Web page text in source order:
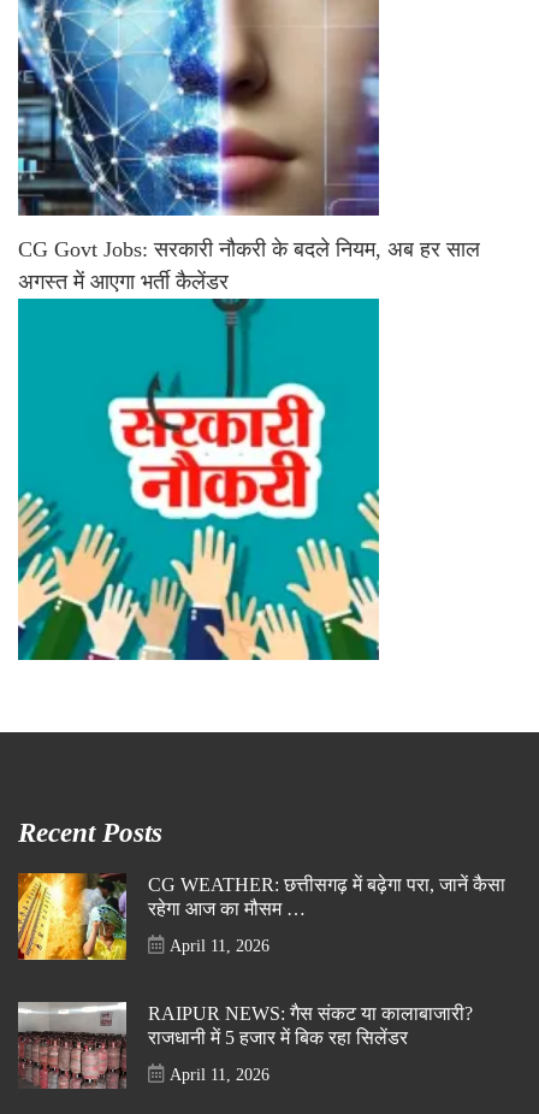
CG Govt Jobs: सरकारी नौकरी के बदले नियम, अब हर साल
अगस्त में आएगा भर्ती कैलेंडर
Recent Posts
CG WEATHER: छत्तीसगढ़ में बढ़ेगा परा, जानें कैसा
रहेगा आज का मौसम …
April 11, 2026
RAIPUR NEWS: गैस संकट या कालाबाजारी?
राजधानी में 5 हजार में बिक रहा सिलेंडर
April 11, 2026